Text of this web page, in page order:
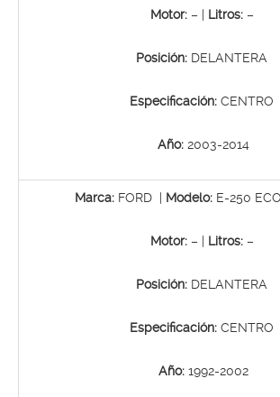
Motor:– | Litros:–
Posición: DELANTERA
Especificación: CENTRO
Año: 2003-2014
Marca:FORD | Modelo: E-250
Motor:– | Litros:–
Posición: DELANTERA
Especificación: CENTRO
Año: 1992-2002